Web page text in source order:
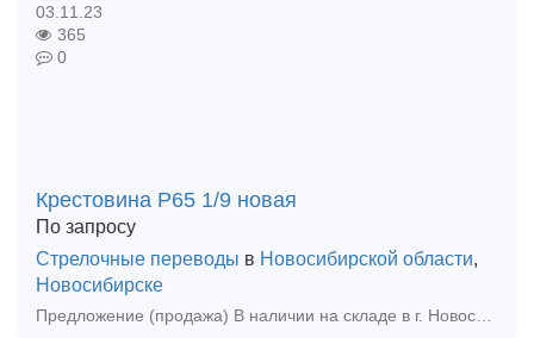
03.11.23
365
0
Крестовина Р65 1/9 новая
По запросу
Стрелочные переводы в Новосибирской области,
Новосибирске